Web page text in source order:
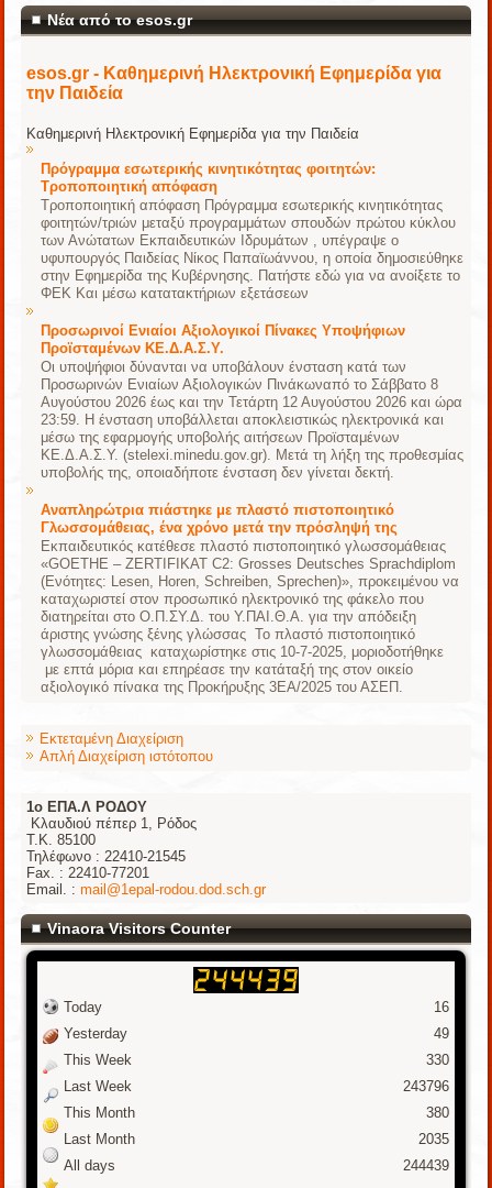
Νέα από το esos.gr
esos.gr - Καθημερινή Ηλεκτρονική Εφημερίδα για
την Παιδεία
Καθημερινή Ηλεκτρονική Εφημερίδα για την Παιδεία
Πρόγραμμα εσωτερικής κινητικότητας φοιτητών:
Τροποποιητική απόφαση
Τροποποιητική απόφαση Πρόγραμμα εσωτερικής κινητικότητας
φοιτητών/τριών μεταξύ προγραμμάτων σπουδών πρώτου κύκλου
των Ανώτατων Εκπαιδευτικών Ιδρυμάτων , υπέγραψε ο
υφυπουργός Παιδείας Νίκος Παπαϊωάννου, η οποία δημοσιεύθηκε
στην Εφημερίδα της Κυβέρνησης. Πατήστε εδώ για να ανοίξετε το
ΦΕΚ Και μέσω κατατακτήριων εξετάσεων
Προσωρινοί Ενιαίοι Αξιολογικοί Πίνακες Υποψήφιων
Προϊσταμένων ΚΕ.Δ.Α.Σ.Υ.
Οι υποψήφιοι δύνανται να υποβάλουν ένσταση κατά των
Προσωρινών Ενιαίων Αξιολογικών Πινάκωναπό το Σάββατο 8
Αυγούστου 2026 έως και την Τετάρτη 12 Αυγούστου 2026 και ώρα
23:59. Η ένσταση υποβάλλεται αποκλειστικώς ηλεκτρονικά και
μέσω της εφαρμογής υποβολής αιτήσεων Προϊσταμένων
ΚΕ.Δ.Α.Σ.Υ. (stelexi.minedu.gov.gr). Μετά τη λήξη της προθεσμίας
υποβολής της, οποιαδήποτε ένσταση δεν γίνεται δεκτή.
Αναπληρώτρια πιάστηκε με πλαστό πιστοποιητικό
Γλωσσομάθειας, ένα χρόνο μετά την πρόσληψή της
Εκπαιδευτικός κατέθεσε πλαστό πιστοποιητικό γλωσσομάθειας
«GOETHE – ZERTIFIKAT C2: Grosses Deutsches Sprachdiplom
(Ενότητες: Lesen, Horen, Schreiben, Sprechen)», προκειμένου να
καταχωριστεί στον προσωπικό ηλεκτρονικό της φάκελο που
διατηρείται στο Ο.Π.ΣΥ.Δ. του Υ.ΠΑΙ.Θ.Α. για την απόδειξη
άριστης γνώσης ξένης γλώσσας Το πλαστό πιστοποιητικό
γλωσσομάθειας καταχωρίστηκε στις 10-7-2025, μοριοδοτήθηκε
με επτά μόρια και επηρέασε την κατάταξή της στον οικείο
αξιολογικό πίνακα της Προκήρυξης 3ΕΑ/2025 του ΑΣΕΠ.
Εκτεταμένη Διαχείριση
Απλή Διαχείριση ιστότοπου
1o ΕΠΑ.Λ ΡΟΔΟΥ
Κλαυδιού πέπερ 1, Ρόδος
Τ.Κ. 85100
Τηλέφωνο : 22410-21545
Fax. : 22410-77201
Email. :mail@1epal-rodou.dod.sch.gr
Vinaora Visitors Counter
Today
Yesterday
This Week
Last Week
This Month
Last Month
All days
16
49
330
243796
380
2035
244439